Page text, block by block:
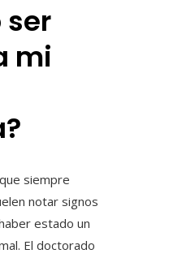
ser
mi
siempre
notar signos
estado un
El doctorado